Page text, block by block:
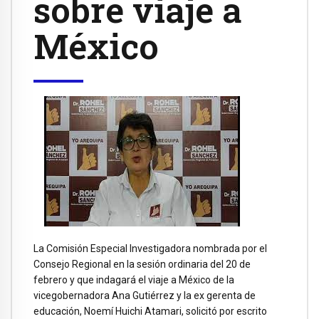
sobre viaje a
México
La Comisión Especial Investigadora nombrada por el
Consejo Regional en la sesión ordinaria del 20 de
febrero y que indagará el viaje a México de la
vicegobernadora Ana Gutiérrez y la ex gerenta de
educación, Noemí Huichi Atamari, solicitó por escrito